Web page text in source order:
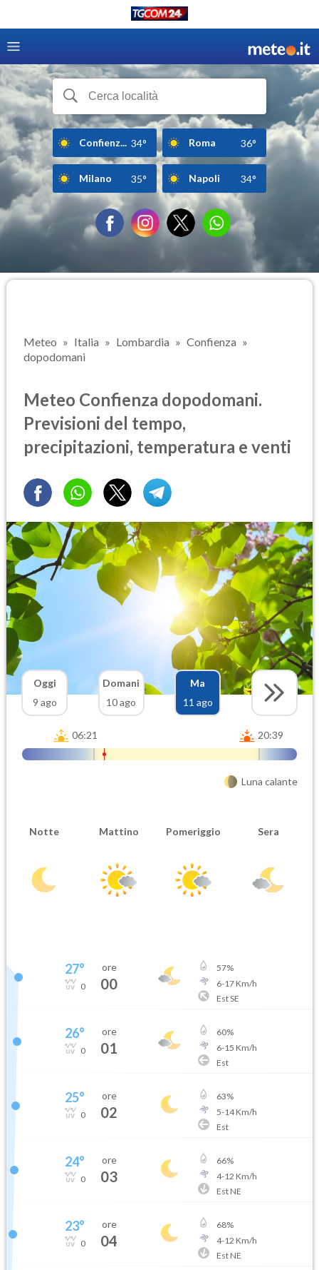
Confienz... 34° Roma 36°
Milano 35° Napoli 34°
Meteo Italia Lombardia
Confienza
dopodomani
Meteo Confienza dopodomani.
Previsioni del tempo,
precipitazioni, temperatura e venti
Oggi
9 ago
Domani
10 ago
Ma
11 ago
06:21 20:39
Luna calante
Notte Mattino Pomeriggio Sera
27°
0
ore
00
57%
6-17Km/h
Est SE
26°
0
ore
01
60%
6-15 Km/h
Est
25°
0
ore
02
63%
5-14Km/h
Est
24°
0
ore
03
66%
4-12 Km/h
Est NE
23°
0
ore
04
68%
4-12 Km/h
Est NE